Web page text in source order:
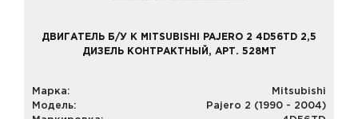
ДВИГАТЕЛЬ Б/У К MITSUBISHI PAJERO 2 4D56TD 2,5
ДИЗЕЛЬ КОНТРАКТНЫЙ, АРТ. 528MT
Марка:
Mitsubishi
Модель:
Pajero 2 (1990 - 2004)